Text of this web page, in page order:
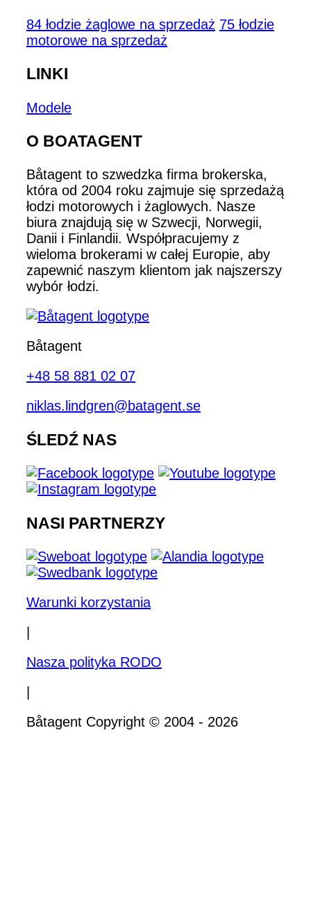
84 łodzie żaglowe na sprzedaż 75 łodzie
motorowe na sprzedaż
LINKI
Modele
O BOATAGENT
Båtagent to szwedzka firma brokerska,
która od 2004 roku zajmuje się sprzedażą
łodzi motorowych i żaglowych. Nasze
biura znajdują się w Szwecji, Norwegii,
Danii i Finlandii. Współpracujemy z
wieloma brokerami w całej Europie, aby
zapewnić naszym klientom jak najszerszy
wybór łodzi.
Båtagent
+48 58 881 02 07
niklas.lindgren@batagent.se
ŚLEDŹ NAS
NASI PARTNERZY
Warunki korzystania
Nasza polityka RODO
Båtagent Copyright © 2004 - 2026